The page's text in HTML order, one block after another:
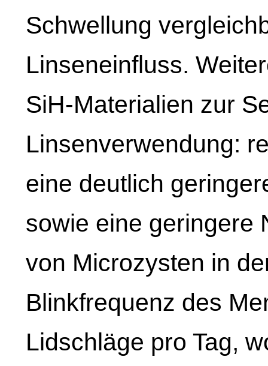
Schwellung
Linseneinfluss.
SiH-Materialien zur
Linsenverwendung:
eine deutlich
sowie eine geringere
von Microzysten in
Blinkfrequenz des
Lidschläge pro Tag,